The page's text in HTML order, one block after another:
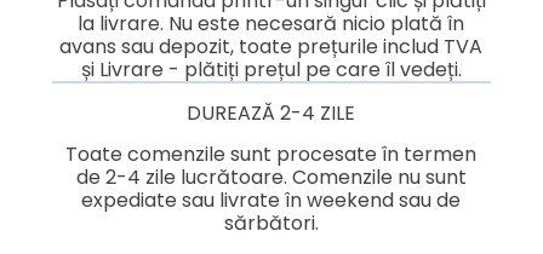
la livrare. Nu este necesară nicio plată în
avans sau depozit, toate prețurile includ TVA
și Livrare - plătiți prețul pe care îl vedeți.
DUREAZĂ 2-4 ZILE
Toate comenzile sunt procesate în termen
de 2-4 zile lucrătoare. Comenzile nu sunt
expediate sau livrate în weekend sau de
sărbători.